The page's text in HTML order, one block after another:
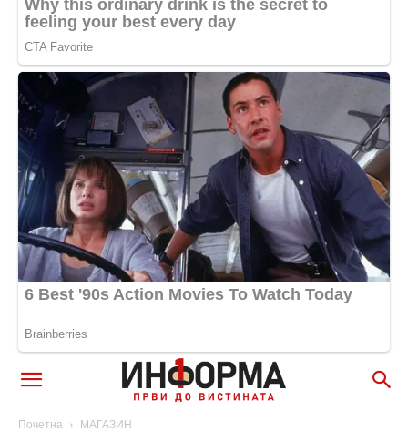
Почетна МАГАЗИН